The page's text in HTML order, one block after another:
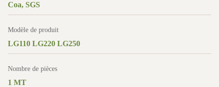
Coa, SGS
Modèle de produit
LG110 LG220 LG250
Nombre de pièces
1 MT